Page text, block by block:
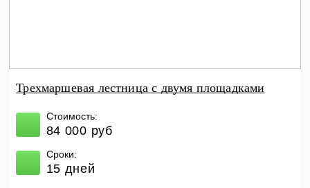
Трехмаршевая лестница с двумя площадками
Стоимость:
84 000 руб
Сроки:
15 дней